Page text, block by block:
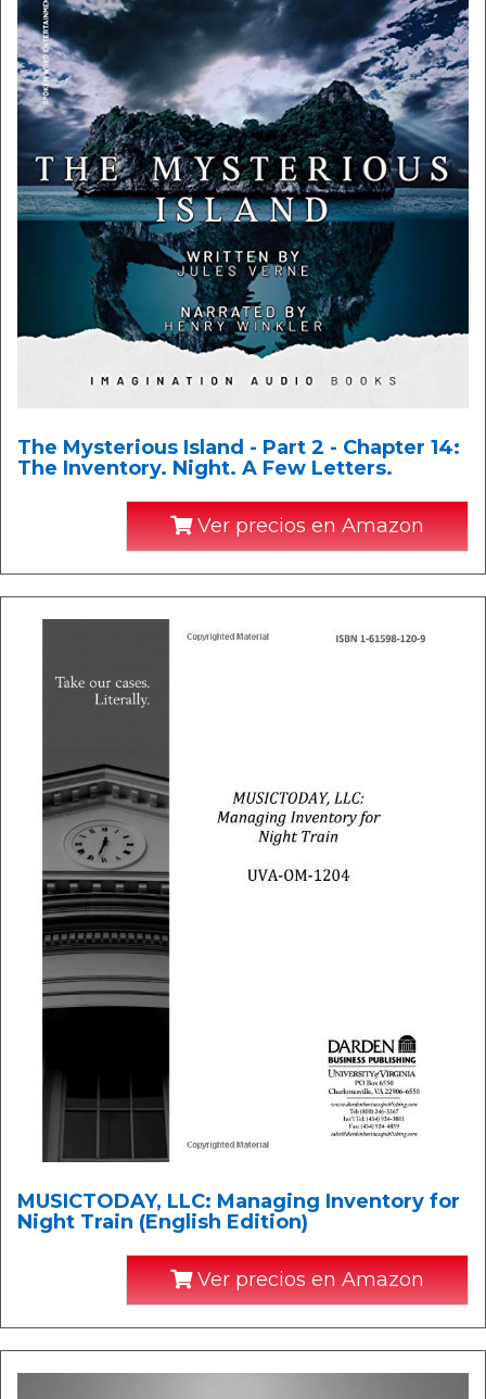
The Mysterious Island - Part 2 - Chapter 14:
The Inventory. Night. A Few Letters.
Ver precios en Amazon
MUSICTODAY, LLC: Managing Inventory for
Night Train (English Edition)
Ver precios en Amazon